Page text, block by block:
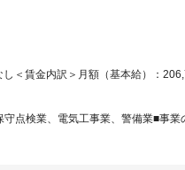
＜賃金内訳＞月額（基本給）：
点検業、電気工事業、警備業■事業